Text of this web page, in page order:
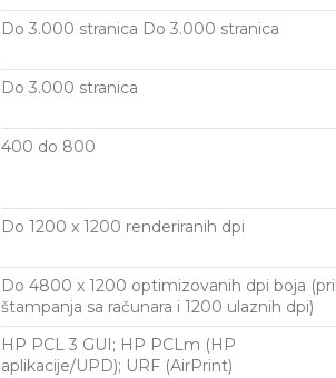
Do 3.000 stranica Do 3.000 stranica
Do 3.000 stranica
400 do 800
Do 1200 x 1200 renderiranih dpi
Do 4800 x 1200 optimizovanih dpi boja
štampanja sa računara i 1200 ulaznih dpi)
HP PCL 3 GUI; HP PCLm (HP
aplikacije/UPD); URF (AirPrint)